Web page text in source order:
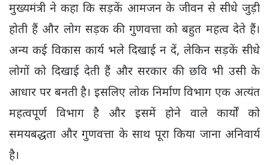
मुख्यमंत्री ने कहा कि सड़कें आमजन के जीवन से सीधे जुड़ी
होती हैं और लोग सड़क की गुणवत्ता को बहुत महत्व देते हैं।
अन्य कई विकास कार्य भले दिखाई न दें, लेकिन सड़कें सीधे
लोगों को दिखाई देती हैं और सरकार की छवि भी उसी के
आधार पर बनती है। इसलिए लोक निर्माण विभाग एक अत्यंत
महत्वपूर्ण विभाग है और इसमें होने वाले कार्यों को
समयबद्धता और गुणवत्ता के साथ पूरा किया जाना अनिवार्य
है।